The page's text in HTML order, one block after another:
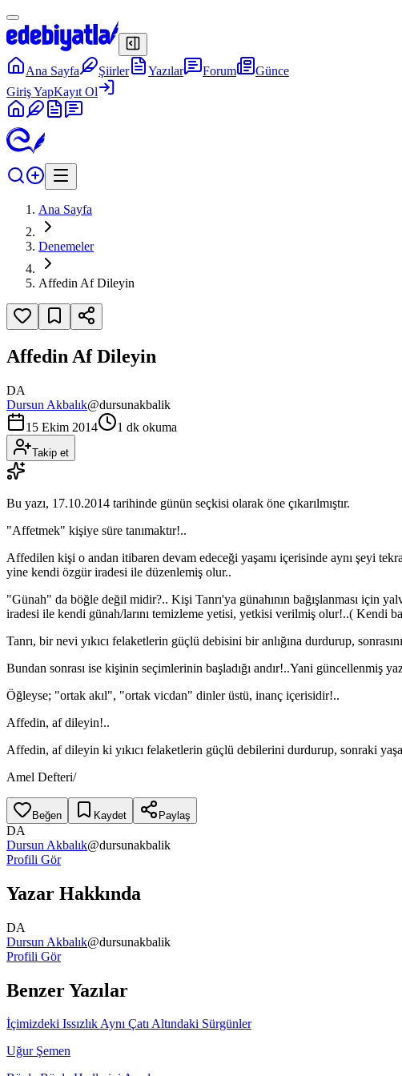
Ana Sayfa Şiirler Yazılar Forum
Günce
Giriş YapKayıt Ol
Ana Sayfa
Denemeler
Affedin Af Dileyin
Affedin Af Dileyin
DA
Dursun Akbalık@dursunakbalik
15 Ekim 2014
1 dk okuma
Takip et
Bu yazı, 17.10.2014 tarihinde günün seçkisi olarak öne çıkarılmıştır.
"Affetmek" kişiye süre tanımaktır!..
Affedilen kişi o andan itibaren devam edeceği yaşamı içerisinde aynı şeyi
yine kendi özgür iradesi ile düzenlemiş olur..
"Günah" da böğle değil midir?.. Kişi Tanrı'ya günahının bağışlanması için
iradesi ile kendi günah/larını temizleme yetisi, yetkisi verilmiş olur!..( Kendi
Tanrı, bir nevi yıkıcı felaketlerin güçlü debisini bir anlığına durdurup,
Bundan sonrası ise kişinin seçimlerinin başladığı andır!..Yani güncellenmiş
Öğleyse; "ortak akıl", "ortak vicdan" dinler üstü, inanç içerisidir!..
Affedin, af dileyin!..
Affedin, af dileyin ki yıkıcı felaketlerin güçlü debilerini durdurup, sonraki
Amel Defteri/
Beğen Kaydet Paylaş
DA
Dursun Akbalık@dursunakbalik
Profili Gör
Yazar Hakkında
DA
Dursun Akbalık@dursunakbalik
Profili Gör
Benzer Yazılar
İçimizdeki Issızlık Aynı Çatı Altındaki Sürgünler
Uğur Şemen